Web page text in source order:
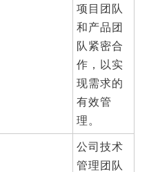
项目团队
和产品团
队紧密合
作，以实
现需求的
有效管
理。
公司技术
管理团队